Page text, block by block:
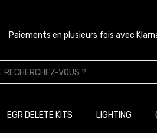
Livraison gratuite dès 100€ d'achat
Paiements en plusieurs fois avec Klarna
EGR DELETE KITS LIGHTING